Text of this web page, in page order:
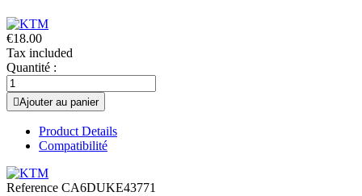
€18.00
Tax included
Quantité :
Ajouter au panier
Product Details
Compatibilité
Reference CA6DUKE43771